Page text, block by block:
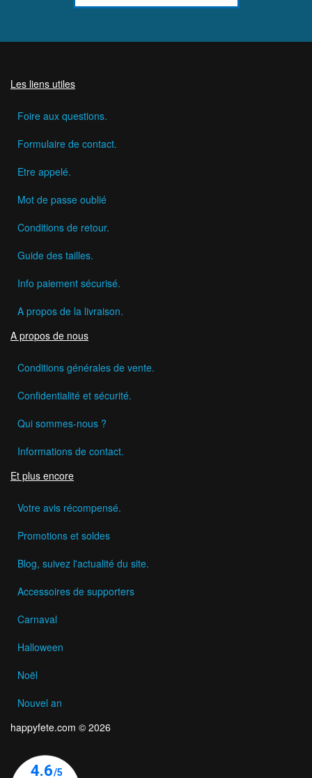
Les liens utiles
Foire aux questions.
Formulaire de contact.
Etre appelé.
Mot de passe oublié
Conditions de retour.
Guide des tailles.
Info paiement sécurisé.
A propos de la livraison.
A propos de nous
Conditions générales de vente.
Confidentialité et sécurité.
Qui sommes-nous ?
Informations de contact.
Et plus encore
Votre avis récompensé.
Promotions et soldes
Blog, suivez l'actualité du site.
Accessoires de supporters
Carnaval
Halloween
Noël
Nouvel an
happyfete.com © 2026